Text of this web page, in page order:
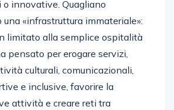
innovative. Quagliano
una «infrastruttura immateriale»:
limitato alla semplice ospitalità
pensato per erogare servizi,
culturali, comunicazionali,
e inclusive, favorire la
attività e creare reti tra